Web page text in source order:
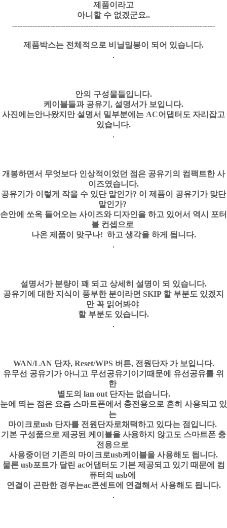
제품이라고
아니할 수 없겠군요..
--------------------------------------------------------------------------------
제품박스는 전체적으로 비닐밀봉이 되어 있습니다.
안의 구성물들입니다.
케이블들과 공유기, 설명서가 보입니다.
사진에는안나왔지만 설명서 밑부분에는 AC어댑터도 자리잡고
있습니다.
개봉하면서 무엇보다 인상적이었던 점은 공유기의 컴팩트한 사
이즈였습니다.
공유기가 이렇게 작을 수 있단 말인가? 이 제품이 공유기가 맞단
말인가?
손안에 쏘옥 들어오는 사이즈와 디자인을 하고 있어서 역시 포터
블 컨셉으로
나온 제품이 맞구나! 하고 생각을 하게 됩니다.
설명서가 분량이 꽤 되고 상세히 설명이 되 있습니다.
공유기에 대한 지식이 풍부한 분이라면 SKIP 할 부분도 있겠지
만 꼭 읽어봐야
할 부분도 있습니다.
WAN/LAN 단자, Reset/WPS 버튼, 전원단자 가 보입니다.
유무선 공유기가 아니고 무선공유기이기때문에 유선공유를 위
한
별도의 lan out 단자는 없습니다.
눈에 띄는 점은 요즘 스마트폰에서 충전용으로 흔히 사용되고 있
는
마이크로usb 단자를 전원단자로채택하고 있다는 점입니다.
기본 구성품으로 제공된 케이블을 사용하지 않고도 스마트폰 충
전용으로
사용중이던 기존의 마이크로usb케이블을 사용해도 됩니다.
물론 usb포트가 달린 ac어댑터도 기본 제공되고 있기 때문에 컴
퓨터의 usb에
연결이 곤란한 경우는ac콘센트에 연결해서 사용해도 됩니다.